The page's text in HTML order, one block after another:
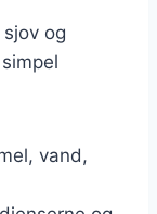
og
vand,